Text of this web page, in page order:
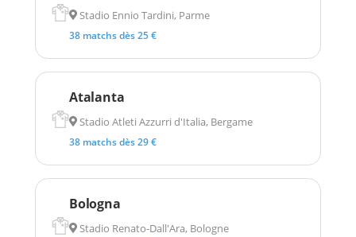
Stadio Ennio Tardini, Parme
38 matchs dès 25 €
Atalanta
Stadio Atleti Azzurri d'Italia, Bergame
38 matchs dès 29 €
Bologna
Stadio Renato-Dall'Ara, Bologne